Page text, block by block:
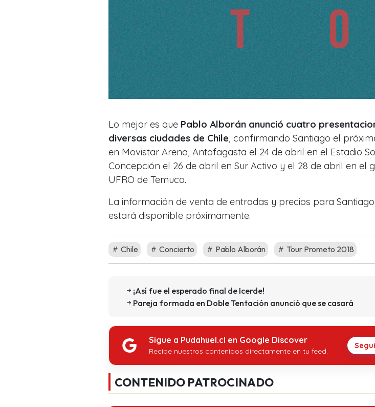
Lo mejor es que Pablo Alborán anunció cuatro
diversas ciudades de Chile, confirmando Santiago el
en Movistar Arena, Antofagasta el 24 de abril en el Estadio
Concepción el 26 de abril en Sur Activo y el 28 de abril en el
UFRO de Temuco.
La información de venta de entradas y precios para
estará disponible próximamente.
Chile Concierto Pablo Alborán Tour Prometo 2018
¡Así fue el esperado final de Icerde!
Pareja formada en Doble Tentación anunció que se casará
Sigue a Pudahuel.cl en Google Discover
Recibe nuestros contenidos directamente en tu feed.
CONTENIDO PATROCINADO